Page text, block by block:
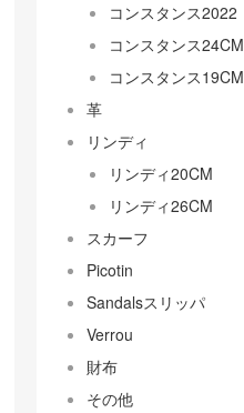
コンスタンス2022
コンスタンス24CM
コンスタンス19CM
革
リンディ
リンディ20CM
リンディ26CM
スカーフ
Picotin
Sandalsスリッパ
Verrou
財布
その他